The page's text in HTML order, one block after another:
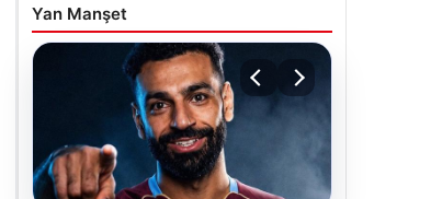
Yan Manşet